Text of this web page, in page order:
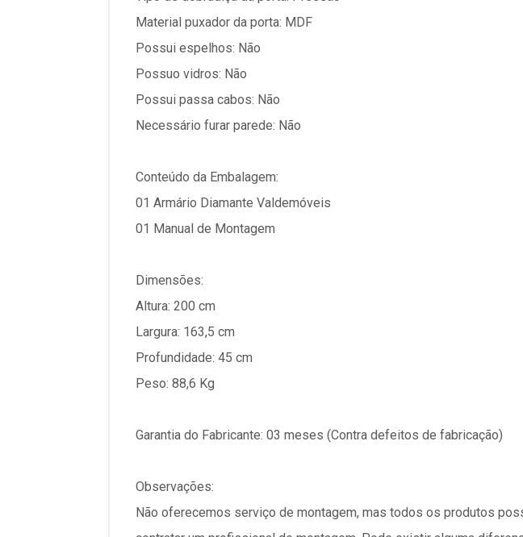
Material puxador da porta: MDF
Possui espelhos: Não
Possuo vidros: Não
Possui passa cabos: Não
Necessário furar parede: Não
Conteúdo da Embalagem:
01 Armário Diamante Valdemóveis
01 Manual de Montagem
Dimensões:
Altura: 200 cm
Largura: 163,5 cm
Profundidade: 45 cm
Peso: 88,6 Kg
Garantia do Fabricante: 03 meses (Contra defeitos de fabricação)
Observações:
Não oferecemos serviço de montagem, mas todos os produtos